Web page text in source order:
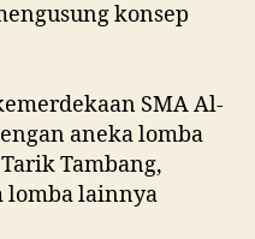
konsep
SMA Al-
aneka lomba
Tambang,
lomba lainnya